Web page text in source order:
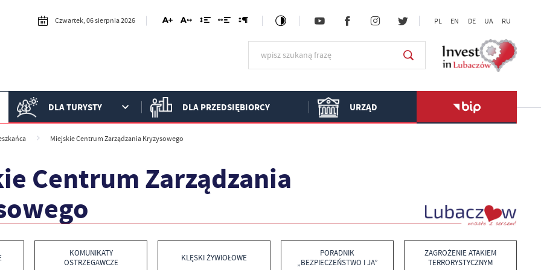
Czwartek, 06 sierpnia 2026 PL EN DE UA RU
DLA TURYSTY DLA PRZEDSIĘBIORCY URZĄD
Miejskie Centrum Zarządzania Kryzysowego
Centrum Zarządzania
KOMUNIKATY
OSTRZEGAWCZE
KLĘSKI ŻYWIOŁOWE
PORADNIK
„BEZPIECZEŃSTWO I JA”
ZAGROŻENIE ATAKIEM
TERRORYSTYCZNYM